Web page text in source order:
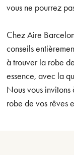
vous ne pourrez
Chez Aire
conseils
à trouver la robe
essence, avec la
Nous vous invitons
robe de vos rêves